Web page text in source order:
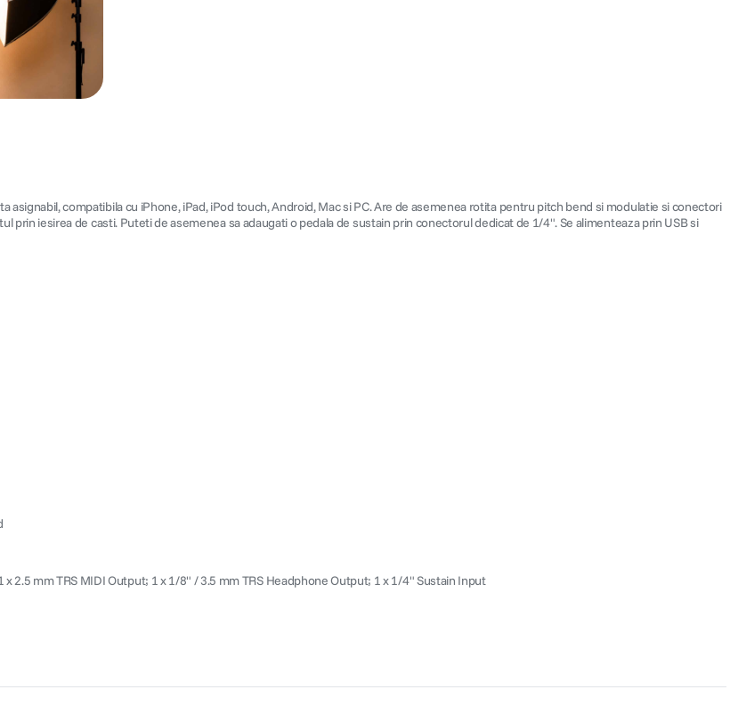
compatibila cu iPhone, iPad, iPod touch, Android, Mac si PC. Are de asemenea rotita pentru pitch bend si modulatie si conectori
iesirea de casti. Puteti de asemenea sa adaugati o pedala de sustain prin conectorul dedicat de 1/4". Se alimenteaza prin USB si
2.5 mm TRS MIDI Output; 1 x 1/8" / 3.5 mm TRS Headphone Output; 1 x 1/4" Sustain Input